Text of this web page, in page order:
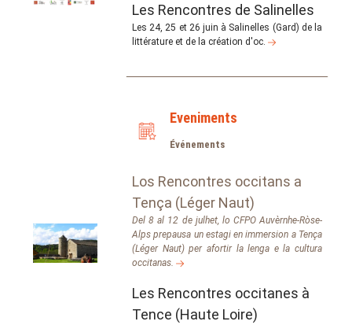
Les Rencontres de Salinelles
Les 24, 25 et 26 juin à Salinelles (Gard) de la
littérature et de la création d'oc.
Eveniments
Événements
Los Rencontres occitans a
Tença (Léger Naut)
Del 8 al 12 de julhet, lo CFPO Auvèrnhe-Ròse-
Alps prepausa un estagi en immersion a Tença
(Léger Naut) per afortir la lenga e la cultura
occitanas.
Les Rencontres occitanes à
Tence (Haute Loire)